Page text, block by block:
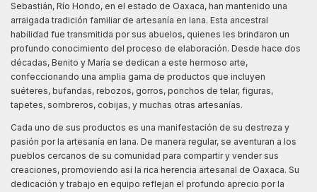
Sebastián, Río Hondo, en el estado de Oaxaca, han mantenido una
arraigada tradición familiar de artesanía en lana. Esta ancestral
habilidad fue transmitida por sus abuelos, quienes les brindaron un
profundo conocimiento del proceso de elaboración. Desde hace dos
décadas, Benito y María se dedican a este hermoso arte,
confeccionando una amplia gama de productos que incluyen
suéteres, bufandas, rebozos, gorros, ponchos de telar, figuras,
tapetes, sombreros, cobijas, y muchas otras artesanías.
Cada uno de sus productos es una manifestación de su destreza y
pasión por la artesanía en lana. De manera regular, se aventuran a los
pueblos cercanos de su comunidad para compartir y vender sus
creaciones, promoviendo así la rica herencia artesanal de Oaxaca. Su
dedicación y trabajo en equipo reflejan el profundo aprecio por la